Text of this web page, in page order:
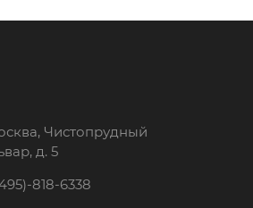
Чистопрудный
д. 5
818-6338